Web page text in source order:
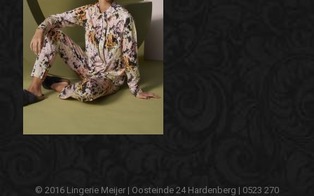
© 2016 Lingerie Meijer | Oosteinde 24 Hardenberg | 0523 270